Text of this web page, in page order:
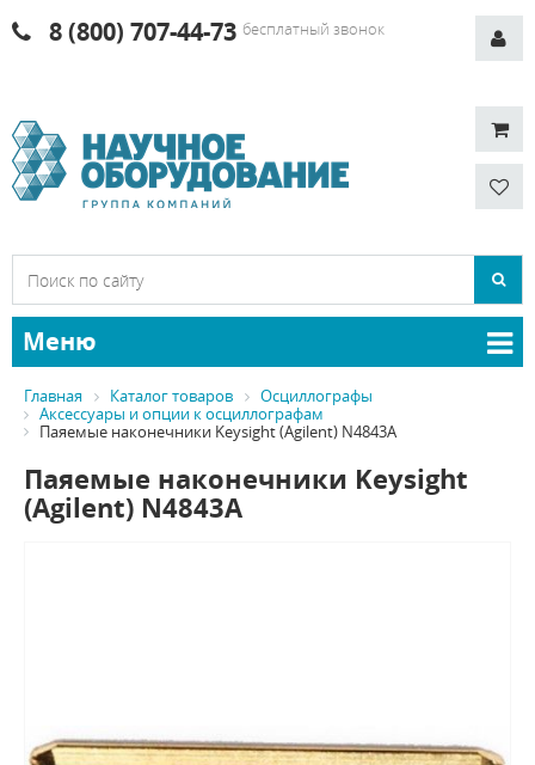
8 (800) 707-44-73 бесплатный звонок
Меню
Главная Каталог товаров
Осциллографы
Аксессуары и опции к осциллографам
Паяемые наконечники Keysight (Agilent) N4843A
Паяемые наконечники Keysight
(Agilent) N4843A